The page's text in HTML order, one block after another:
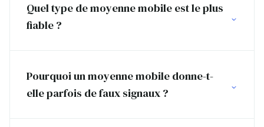
Quel type de moyenne mobile est le plus
fiable ?
Pourquoi un moyenne mobile donne-t-
elle parfois de faux signaux ?